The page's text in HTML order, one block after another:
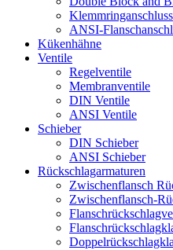
Klemmringanschluss
ANSI-
Kükenhähne
Ventile
Regelventile
Membranventile
DIN Ventile
ANSI Ventile
Schieber
DIN Schieber
ANSI Schieber
Rückschlag­armaturen
Zwischenflansch
Zwischenflansch-